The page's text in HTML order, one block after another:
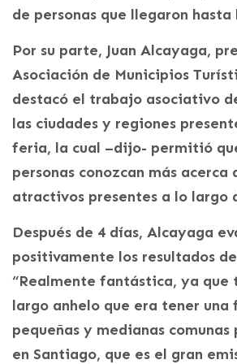
de personas que llegaron hasta
Por su parte, Juan Alcayaga,
Asociación de Municipios
destacó el trabajo asociativo
las ciudades y regiones
feria, la cual –dijo- permitió
personas conozcan más acerca
atractivos presentes a lo largo
Después de 4 días, Alcayaga
positivamente los resultados
“Realmente fantástica, ya que
largo anhelo que era tener una
pequeñas y medianas
en Santiago, que es el gran